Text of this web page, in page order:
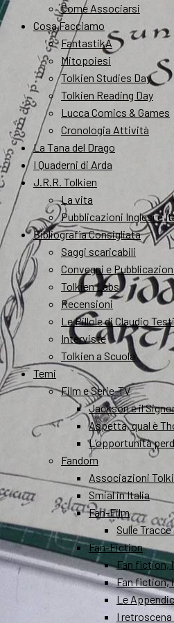
Come Associarsi
Cosa Facciamo
FantastikA
Mitopoiesi
Tolkien Studies Day
Tolkien Reading Day
Lucca Comics & Games
Cronologia Attività
La Tana del Drago
I Quaderni di Arda
J.R.R. Tolkien
La vita
Pubblicazioni Inglesi e
Bibliografia Consigliata
Saggi scaricabili
Convegni e
Tolkien Labs
Recensioni
Le Pillole di Claudio Testi
Interviste
Tolkien a Scuola
Temi
Film e Serie-TV
Jackson e il
Aspetta, qual è
L’opportunità
Fandom
Associazioni
Smial in Italia
Fan-Film
Sulle
Fan-Fiction
Fan fiction,
Fan fiction,
Le
I